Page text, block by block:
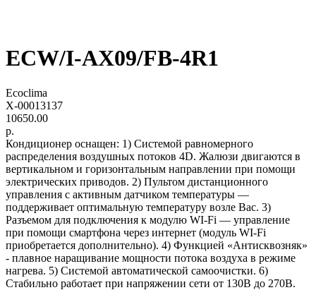
ECW/I-AX09/FB-4R1
Ecoclima
X-00013137
10650.00
р.
Кондиционер оснащен: 1) Системой равномерного
распределения воздушных потоков 4D. Жалюзи двигаются в
вертикальном и горизонтальным направлении при помощи
электрических приводов. 2) Пультом дистанционного
управления с активным датчиком температуры —
поддерживает оптимальную температуру возле Вас. 3)
Разъемом для подключения к модулю WI-Fi — управление
при помощи смартфона через интернет (модуль WI-Fi
приобретается дополнительно). 4) Функцией «Антисквозняк»
- плавное наращивание мощности потока воздуха в режиме
нагрева. 5) Системой автоматической самоочистки. 6)
Стабильно работает при напряжении сети от 130В до 270В.